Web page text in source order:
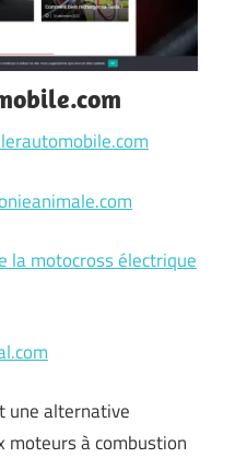
la motocross électrique
une alternative
moteurs à combustion